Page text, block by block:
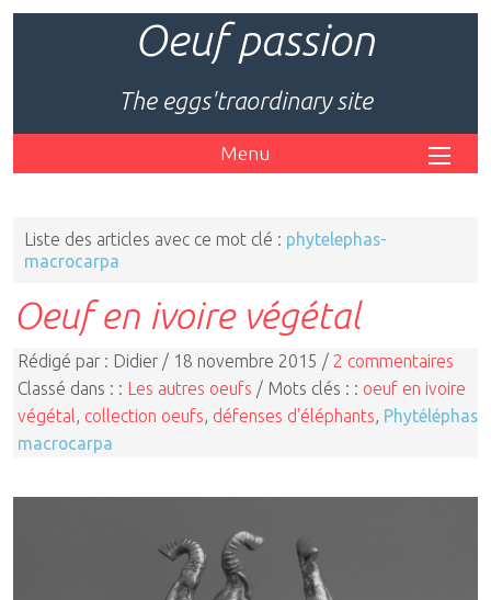
Oeuf passion
The eggs'traordinary site
Menu
Liste des articles avec ce mot clé : phytelephas-
macrocarpa
Oeuf en ivoire végétal
Rédigé par : Didier / 18 novembre 2015 / 2 commentaires
Classé dans : : Les autres oeufs / Mots clés : : oeuf en ivoire
végétal
collection oeufs défenses d'éléphants Phytéléphas
macrocarpa